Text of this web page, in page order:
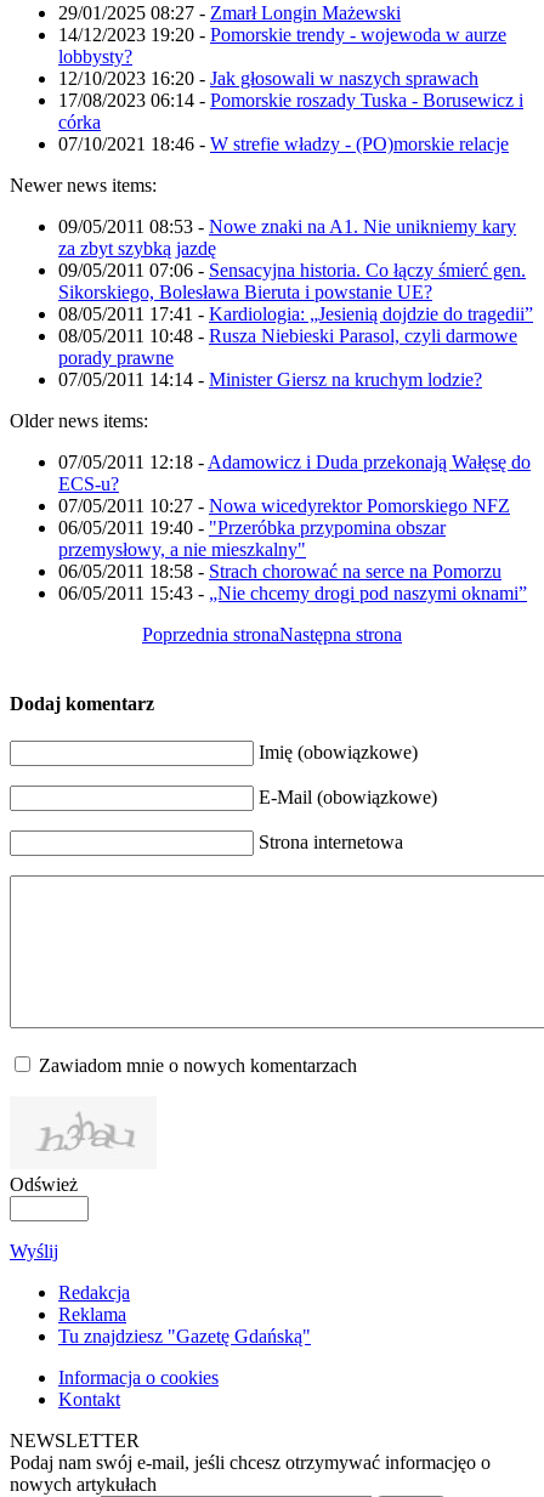
29/01/2025 08:27 - Zmarł Longin Mażewski
14/12/2023 19:20 - Pomorskie trendy - wojewoda w aurze
lobbysty?
12/10/2023 16:20 - Jak głosowali w naszych sprawach
17/08/2023 06:14 - Pomorskie roszady Tuska - Borusewicz i
córka
07/10/2021 18:46 - W strefie władzy - (PO)morskie relacje
Newer news items:
09/05/2011 08:53 - Nowe znaki na A1. Nie unikniemy kary
za zbyt szybką jazdę
09/05/2011 07:06 - Sensacyjna historia. Co łączy śmierć gen.
Sikorskiego, Bolesława Bieruta i powstanie UE?
08/05/2011 17:41 - Kardiologia: „Jesienią dojdzie do tragedii”
08/05/2011 10:48 - Rusza Niebieski Parasol, czyli darmowe
porady prawne
07/05/2011 14:14 - Minister Giersz na kruchym lodzie?
Older news items:
07/05/2011 12:18 - Adamowicz i Duda przekonają Wałęsę do
ECS-u?
07/05/2011 10:27 - Nowa wicedyrektor Pomorskiego NFZ
06/05/2011 19:40 - "Przeróbka przypomina obszar
przemysłowy, a nie mieszkalny"
06/05/2011 18:58 - Strach chorować na serce na Pomorzu
06/05/2011 15:43 - „Nie chcemy drogi pod naszymi oknami”
Poprzednia stronaNastępna strona
Dodaj komentarz
Imię (obowiązkowe)
E-Mail (obowiązkowe)
Strona internetowa
Zawiadom mnie o nowych komentarzach
Odśwież
Wyślij
Redakcja
Reklama
Tu znajdziesz "Gazetę Gdańską"
Informacja o cookies
Kontakt
NEWSLETTER
Podaj nam swój e-mail, jeśli chcesz otrzymywać informacjęo o
nowych artykułach